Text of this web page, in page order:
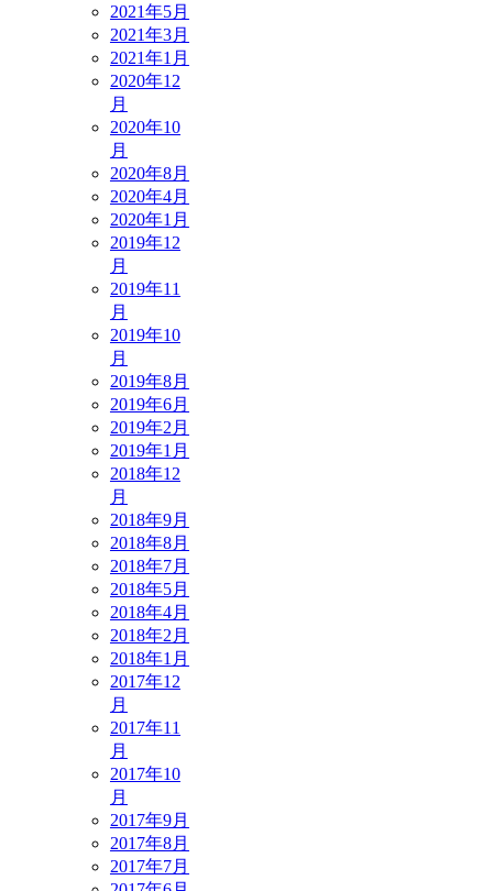
2021年5月
2021年3月
2021年1月
2020年12
月
2020年10
月
2020年8月
2020年4月
2020年1月
2019年12
月
2019年11
月
2019年10
月
2019年8月
2019年6月
2019年2月
2019年1月
2018年12
月
2018年9月
2018年8月
2018年7月
2018年5月
2018年4月
2018年2月
2018年1月
2017年12
月
2017年11
月
2017年10
月
2017年9月
2017年8月
2017年7月